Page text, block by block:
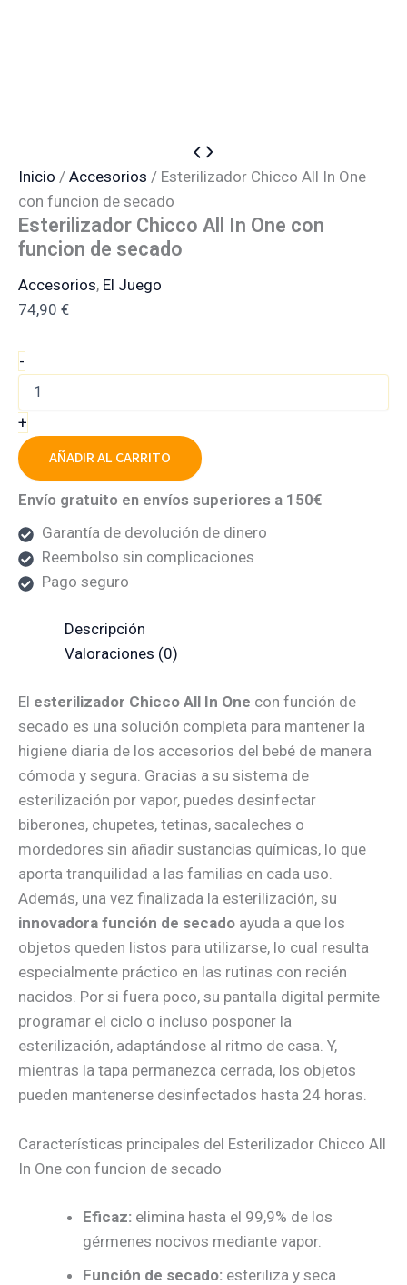
Inicio / Accesorios / Esterilizador Chicco All In One
con funcion de secado
Esterilizador Chicco All In One con
funcion de secado
Accesorios, El Juego
74,90 €
-
All
In
One
con
funcion
secado
cantidad
+
AÑADIR AL CARRITO
Envío gratuito en envíos superiores a 150€
Garantía de devolución de dinero
Reembolso sin complicaciones
Pago seguro
Descripción
Valoraciones (0)
El esterilizador Chicco All In One con función de
secado es una solución completa para mantener la
higiene diaria de los accesorios del bebé de manera
cómoda y segura. Gracias a su sistema de
esterilización por vapor, puedes desinfectar
biberones, chupetes, tetinas, sacaleches o
mordedores sin añadir sustancias químicas, lo que
aporta tranquilidad a las familias en cada uso.
Además, una vez finalizada la esterilización, su
innovadora función de secado ayuda a que los
objetos queden listos para utilizarse, lo cual resulta
especialmente práctico en las rutinas con recién
nacidos. Por si fuera poco, su pantalla digital permite
programar el ciclo o incluso posponer la
esterilización, adaptándose al ritmo de casa. Y,
mientras la tapa permanezca cerrada, los objetos
pueden mantenerse desinfectados hasta 24 horas.
Características principales del Esterilizador Chicco All
In One con funcion de secado
Eficaz: elimina hasta el 99,9% de los
gérmenes nocivos mediante vapor.
Función de secado: esteriliza y seca